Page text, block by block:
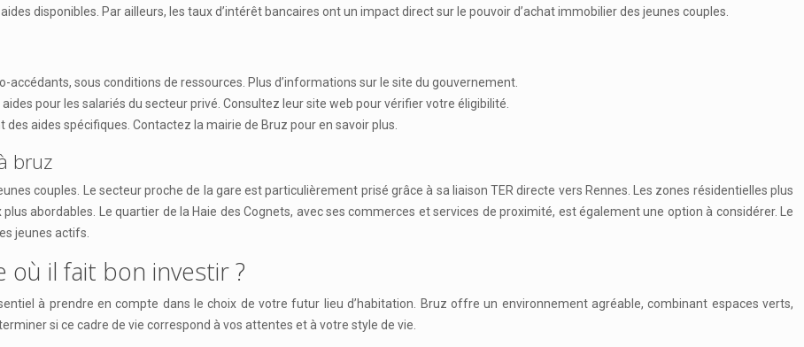
disponibles. Par ailleurs, les taux d’intérêt bancaires ont un impact direct sur le pouvoir d’achat immobilier des jeunes couples.
sous conditions de ressources. Plus d’informations sur le site du gouvernement.
pour les salariés du secteur privé. Consultez leur site web pour vérifier votre éligibilité.
aides spécifiques. Contactez la mairie de Bruz pour en savoir plus.
bruz
couples. Le secteur proche de la gare est particulièrement prisé grâce à sa liaison TER directe vers Rennes. Les zones résidentielles plus
abordables. Le quartier de la Haie des Cognets, avec ses commerces et services de proximité, est également une option à considérer. Le
jeunes actifs.
où il fait bon investir ?
à prendre en compte dans le choix de votre futur lieu d’habitation. Bruz offre un environnement agréable, combinant espaces verts,
si ce cadre de vie correspond à vos attentes et à votre style de vie.